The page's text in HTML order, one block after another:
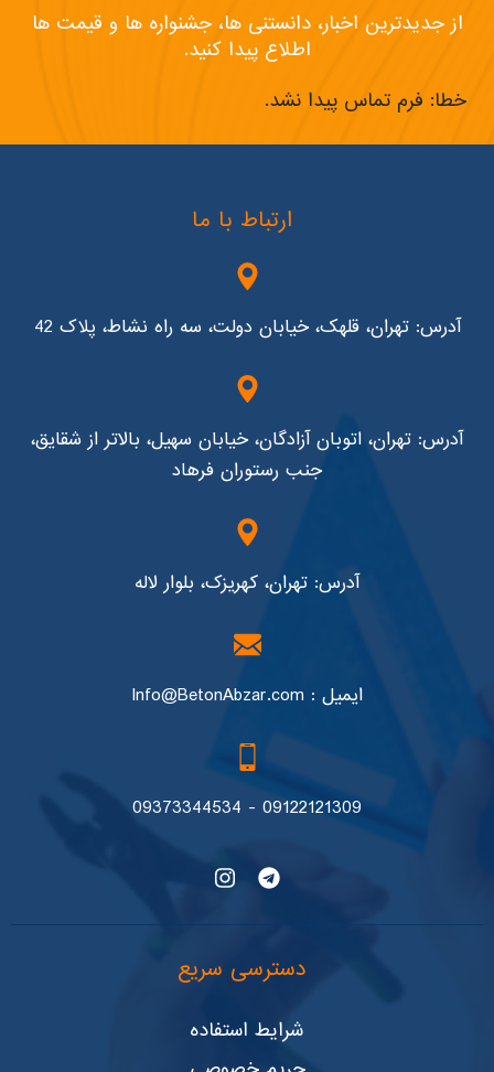
از جدیدترین اخبار، دانستنی ها، جشنواره ها و قیمت ها
اطلاع پیدا کنید.
خطا: فرم تماس پیدا نشد.
ارتباط با ما
آدرس: تهران، قلهک، خیابان دولت، سه راه نشاط، پلاک 42
آدرس: تهران، اتوبان آزادگان، خیابان سهیل، بالاتر از شقایق،
جنب رستوران فرهاد
آدرس: تهران، کهریزک، بلوار لاله
ایمیل : Info@BetonAbzar.com
09122121309 - 09373344534
دسترسی سریع
شرایط استفاده